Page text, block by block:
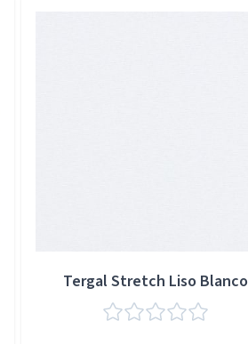
Tergal Stretch Liso Blanco